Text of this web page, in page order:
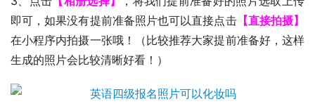
即可，如果没有提前准备照片也可以直接点击【直接拍摄】
在小程序内拍摄一张哦！（比较推荐大家提前准备好，这样
生成的照片会比较清晰好看！）